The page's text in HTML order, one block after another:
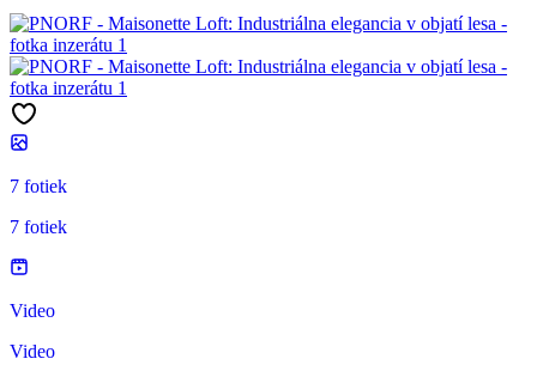
7 fotiek
7 fotiek
Video
Video